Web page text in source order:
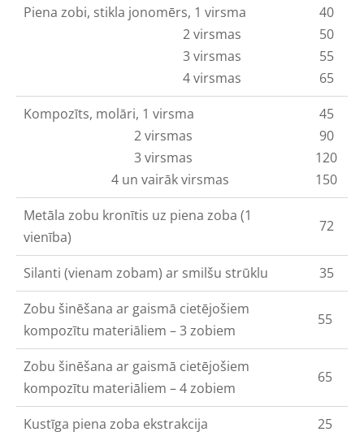
Piena zobi, stikla jonomērs, 1 virsma
2 virsmas
3 virsmas
4 virsmas
40
50
55
65
Kompozīts, molāri, 1 virsma
2 virsmas
3 virsmas
4 un vairāk virsmas
45
90
120
150
Metāla zobu kronītis uz piena zoba (1
vienība)
72
Silanti (vienam zobam) ar smilšu strūklu
35
Zobu šinēšana ar gaismā cietējošiem
kompozītu materiāliem – 3 zobiem
55
Zobu šinēšana ar gaismā cietējošiem
kompozītu materiāliem – 4 zobiem
65
Kustīga piena zoba ekstrakcija
25